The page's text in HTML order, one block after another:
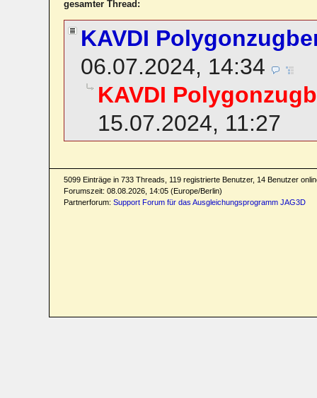
gesamter Thread:
KAVDI
06.07.2024, 14:34
KAVDI
15.07.2024, 11:27
5099 Einträge in 733 Threads, 119 registrierte Benutzer, 14 Benutzer
Forumszeit: 08.08.2026, 14:05 (Europe/Berlin)
Partnerforum: Support Forum für das Ausgleichungsprogramm JAG3D